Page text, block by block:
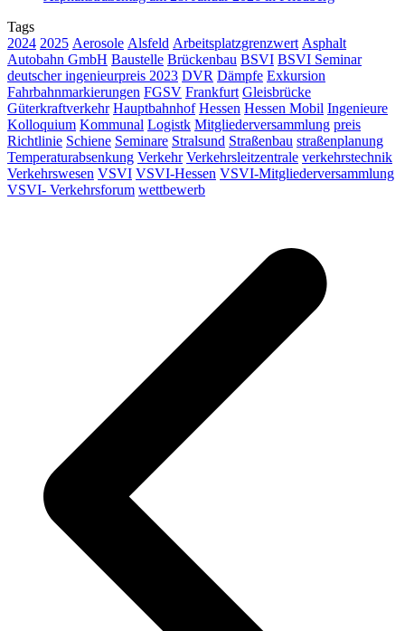
Tags
2024 2025 Aerosole Alsfeld Arbeitsplatzgrenzwert Asphalt
Autobahn GmbH Baustelle Brückenbau BSVI BSVI Seminar
deutscher ingenieurpreis 2023 DVR Dämpfe Exkursion
Fahrbahnmarkierungen FGSV Frankfurt Gleisbrücke
Güterkraftverkehr Hauptbahnhof Hessen Hessen Mobil Ingenieure
Kolloquium Kommunal Logistk Mitgliederversammlung preis
Richtlinie Schiene Seminare Stralsund Straßenbau straßenplanung
Temperaturabsenkung Verkehr Verkehrsleitzentrale verkehrstechnik
Verkehrswesen VSVI VSVI-Hessen VSVI-Mitgliederversammlung
VSVI- Verkehrsforum wettbewerb